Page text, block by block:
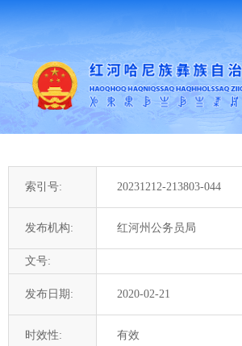
索引号: 20231212-213803-044
发布机构: 红河州公务员局
文号:
发布日期: 2020-02-21
时效性: 有效